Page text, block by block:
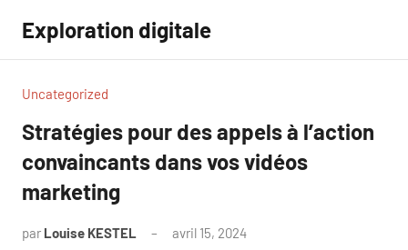
contenu
Exploration digitale
Uncategorized
Stratégies pour des appels à l’action
convaincants dans vos vidéos
marketing
par Louise KESTEL avril 15, 2024